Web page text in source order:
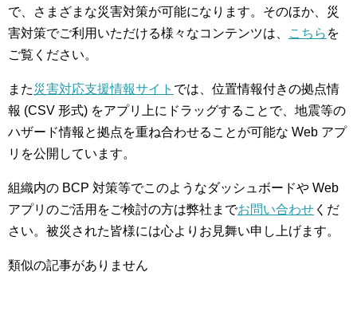
で、さまざまな災害対策が可能になります。そのほか、災
害対策でご利用いただける様々なコンテンツは、
こちら を
ご覧ください。
また災害対応支援情報サイト では、位置情報付きの拠点情
報 (CSV 形式) をアプリ上にドラッグすることで、地震等の
ハザード情報と拠点を重ね合わせることが可能な Web アプ
リを公開しています。
組織内の BCP 対策等でこのようなダッシュボードや Web
アプリのご活用をご検討の方は弊社までお問い合わせ くだ
さい。被災された皆様には心よりお見舞い申し上げます。
類似の記事がありません